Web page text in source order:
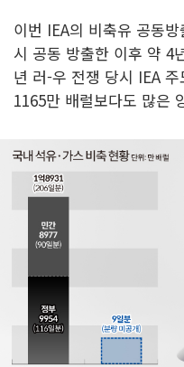
이번 IEA의 비축유 공동
시 공동 방출한 이후 약 4
년 러-우 전쟁 당시 IEA
1165만 배럴보다도 많은